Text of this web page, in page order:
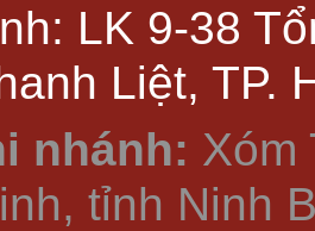
LK 9-38
Liệt, TP.
nhánh: Xóm
tỉnh Ninh